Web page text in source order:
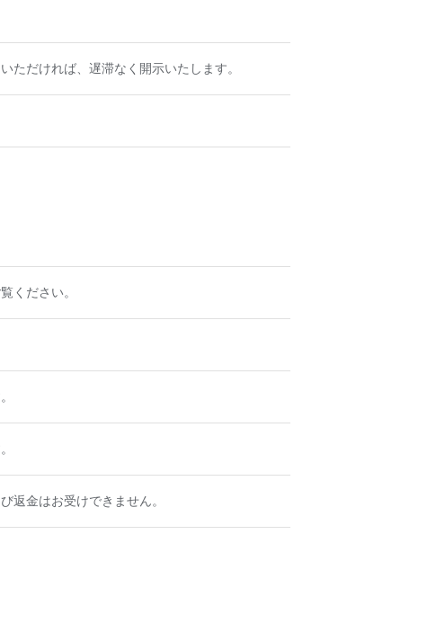
ただければ、遅滞なく開示いたします。
ください。
返金はお受けできません。